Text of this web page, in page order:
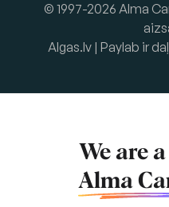
© 1997-2026 Alma
Algas.lv | Paylab ir
We are
Alma